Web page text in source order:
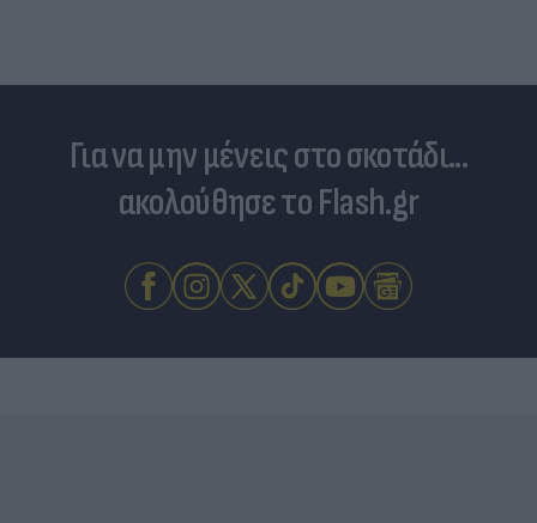
Για να μην μένεις στο σκοτάδι...
ακολούθησε το Flash.gr